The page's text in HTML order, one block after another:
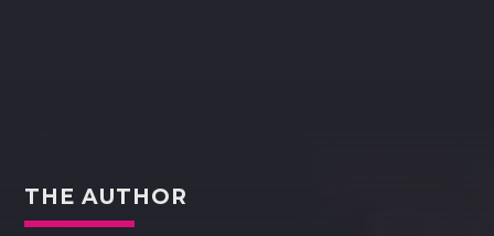
THE AUTHOR